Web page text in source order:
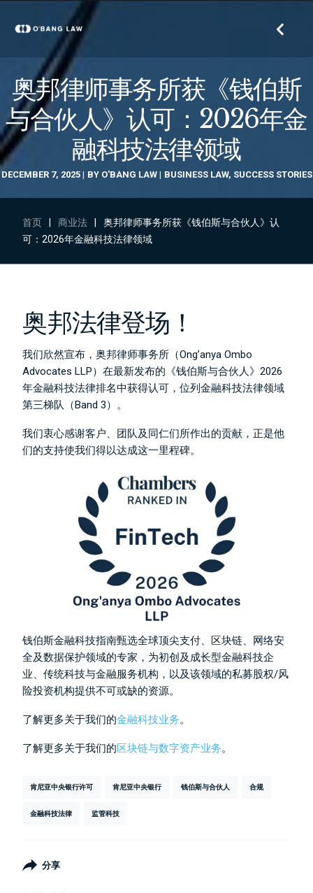
奥邦律师事务所获《钱伯斯
与合伙人》认可：2026年金
融科技法律领域
DECEMBER 7, 2025 BY O'BANG LAW BUSINESS LAW, SUCCESS STORIES
首页 商业法
奥邦律师事务所获《钱伯斯与合伙人》认
可：2026年金融科技法律领域
奥邦法律登场！
我们欣然宣布，奥邦律师事务所（Ong’anya Ombo
Advocates LLP）在最新发布的《钱伯斯与合伙人》2026
年金融科技法律排名中获得认可，位列金融科技法律领域
第三梯队（Band 3）。
我们衷心感谢客户、团队及同仁们所作出的贡献，正是他
们的支持使我们得以达成这一里程碑。
钱伯斯金融科技指南甄选全球顶尖支付、区块链、网络安
全及数据保护领域的专家，为初创及成长型金融科技企
业、传统科技与金融服务机构，以及该领域的私募股权/风
险投资机构提供不可或缺的资源。
了解更多关于我们的金融科技业务。
了解更多关于我们的区块链与数字资产业务。
肯尼亚中央银行许可 肯尼亚中央银行 钱伯斯与合伙人 合规
金融科技法律 监管科技
分享